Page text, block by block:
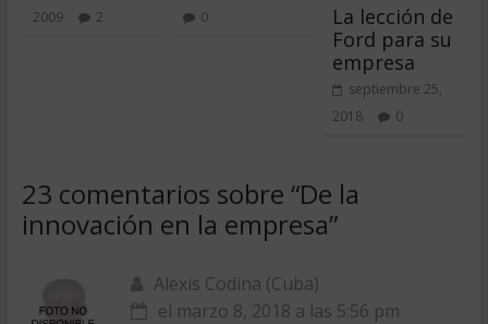
2009
2
0
La lección de
Ford para su
empresa
septiembre 25,
2018
0
23 comentarios sobre “De la
innovación en la empresa”
Alexis Codina (Cuba)
el marzo 8, 2018 a las 5:56 pm